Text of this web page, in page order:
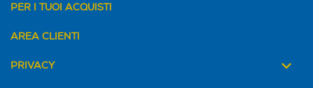
PER I TUOI ACQUISTI
AREA CLIENTI
PRIVACY